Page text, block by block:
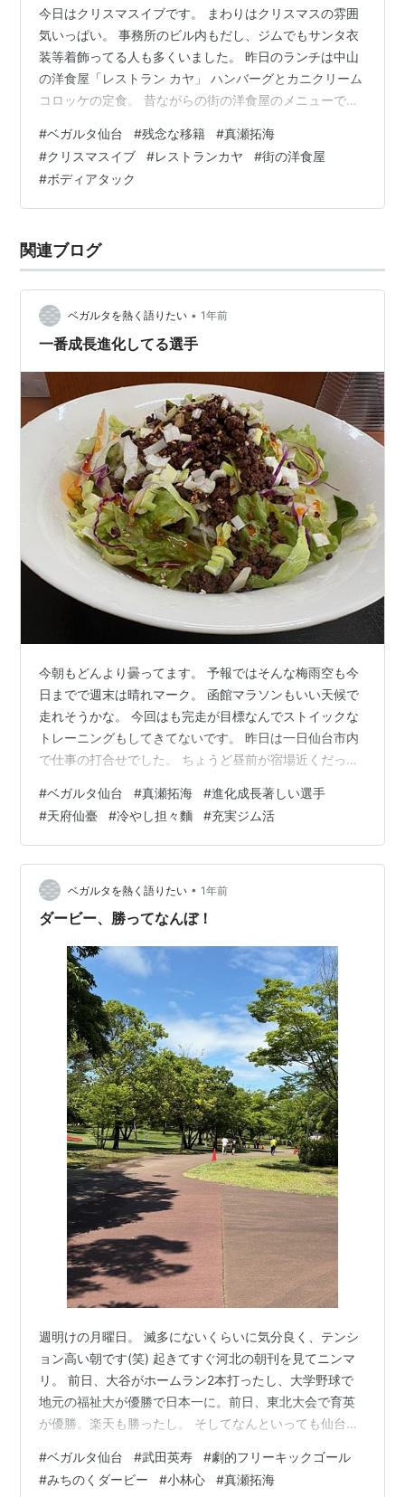
今日はクリスマスイブです。 まわりはクリスマスの雰囲
気いっぱい。 事務所のビル内もだし、ジムでもサンタ衣
装等着飾ってる人も多くいました。 昨日のランチは中山
の洋食屋「レストラン カヤ」 ハンバーグとカニクリーム
コロッケの定食。 昔ながらの街の洋食屋のメニューで懐
さんが来てました。 昨夜のジム活はジョイでボディアタ
ック45分。 1本だったので全力で頑張りました。 ジョイ
でレスミルズ系プログラムやってる人の中ではたぶん俺
が最年長ですが動きはまだまだ誰にも負けてないです。
したが、やはりそうなりまし…
#ベガルタ仙台 #残念な移籍 #真瀬拓海
#クリスマスイブ #レストランカヤ #街の洋食屋
#ボディアタック
関連ブログ
ベガルタを熱く語りたい • 1年前
一番成長進化してる選手
今朝もどんより曇ってます。 予報ではそんな梅雨空も今
日までで週末は晴れマーク。 函館マラソンもいい天候で
走れそうかな。 今回はも完走が目標なんでストイックな
トレーニングもしてきてないです。 昨日は一日仙台市内
で仕事の打合せでした。 ちょうど昼前が宿場近くだった
だきました。 これが絶妙に旨い！ 甘辛だれのスープに細
麺がマッチしてて具材のひき肉も甘めで旨いんです。た
だちょっと辛めで、辛いの苦手な俺にはぎりぎりOK。 最
後に杏仁豆腐で口の中をすっきりさせました。 昨夜のジ
ム活はジョイでレスミルズダンス45分～ボディジャム60
分。 レスミルズダンスの…
#ベガルタ仙台 #真瀬拓海 #進化成長著しい選手
#天府仙臺 #冷やし担々麵 #充実ジム活
ベガルタを熱く語りたい • 1年前
ダービー、勝ってなんぼ！
週明けの月曜日。 滅多にないくらいに気分良く、テンシ
ョン高い朝です(笑) 起きてすぐ河北の朝刊を見てニンマ
リ。 前日、大谷がホームラン2本打ったし、大学野球で
地元の福祉大が優勝で日本一に。前日、東北大会で育英
が優勝。楽天も勝ったし。 そしてなんといっても仙台が
ルで勝利。 すべてが思い通りの結果になってくれるなん
てそうはないですよね。さらに競馬の宝塚記念で武豊騎
#ベガルタ仙台 #武田英寿 #劇的フリーキックゴール
#みちのくダービー #小林心 #真瀬拓海